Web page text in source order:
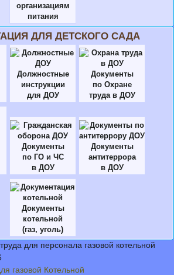
организациям
питания
ДЛЯ ДЕТСКОГО САДА
Должностные
инструкции
для ДОУ
Документы
по Охране
труда в ДОУ
Документы
по ГО и ЧС
в ДОУ
Документы
антитеррора
в ДОУ
Документы
котельной
(газ, уголь)
для персонала газовой котельной
газовой Котельной